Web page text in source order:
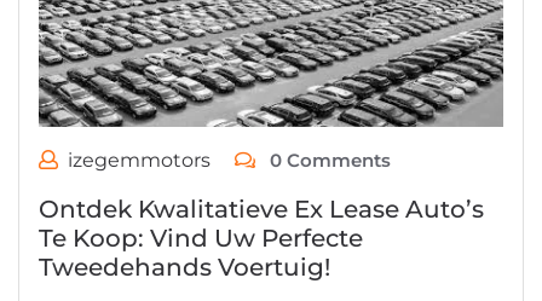
izegemmotors 0 Comments
Ontdek Kwalitatieve Ex Lease Auto’s
Te Koop: Vind Uw Perfecte
Tweedehands Voertuig!